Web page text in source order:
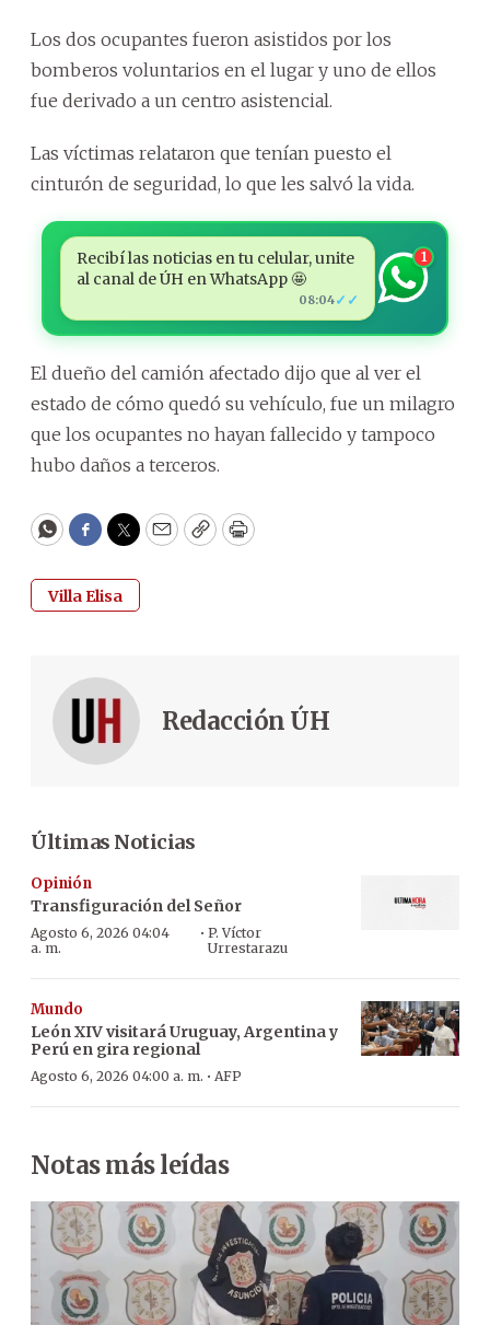
Los dos ocupantes fueron asistidos por los
bomberos voluntarios en el lugar y uno de ellos
fue derivado a un centro asistencial.
Las víctimas relataron que tenían puesto el
cinturón de seguridad, lo que les salvó la vida.
Recibí las noticias en tu celular, unite
al canal de ÚH en WhatsApp 🤩
08:04✓✓
1
El dueño del camión afectado dijo que al ver el
estado de cómo quedó su vehículo, fue un milagro
que los ocupantes no hayan fallecido y tampoco
hubo daños a terceros.
WhatsApp
Facebook
Twitter
EmailCopyPrint
Villa Elisa
Redacción ÚH
Últimas Noticias
Opinión
Transfiguración del Señor
Agosto 6, 2026 04:04
a. m.
· P. Víctor
Urrestarazu
Mundo
León XIV visitará Uruguay, Argentina y
Perú en gira regional
Agosto 6, 2026 04:00 a. m. · AFP
Notas más leídas